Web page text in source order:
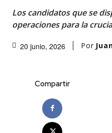
Los candidatos que se
operaciones para la
20 junio, 2026 Por
Compartir